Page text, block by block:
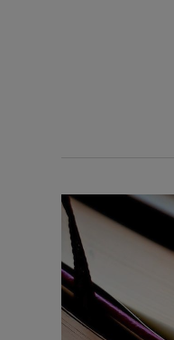
Runter vom